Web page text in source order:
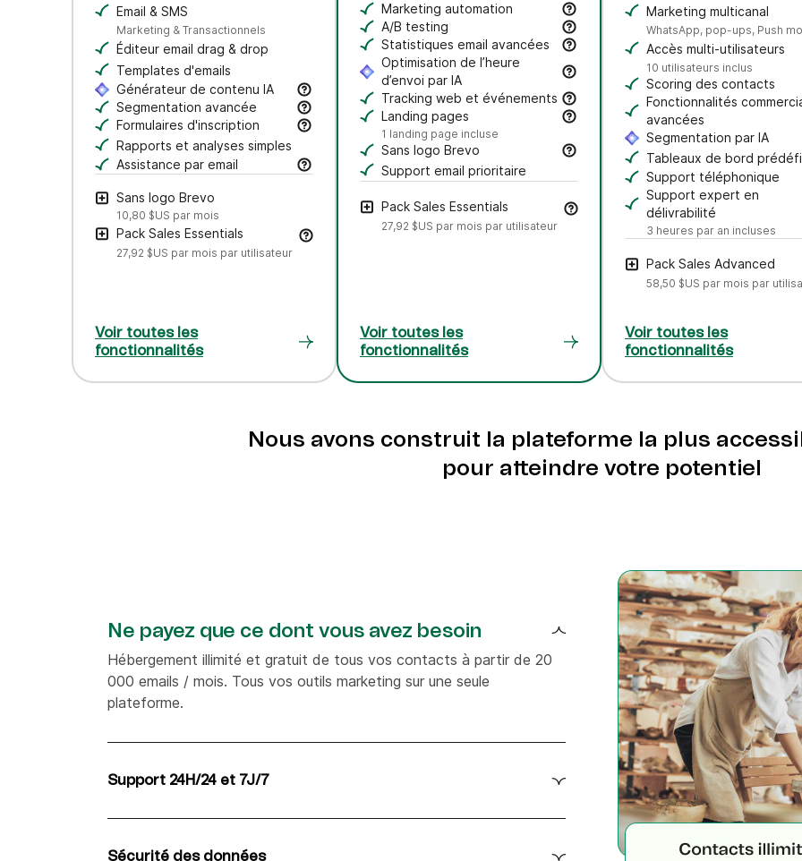
Email & SMS
Marketing & Transactionnels
Éditeur email drag & drop
Templates d'emails
Générateur de contenu IA
Rédigez vos objets et contenus d’email, ajustez le ton et bien plus encore
Segmentation avancée
Recherchez, sauvegardez et gérez vos contacts grâce à des filtres comme les données
Formulaires d'inscription
Créez des formulaires à votre image pour générer des leads et enrichir votre liste. Déclenchez
Rapports et analyses simples
Assistance par email
Obtenez de l’aide par email auprès de notre équipe service client. Assistance disponible en 6 langues.
Sans logo Brevo
10,80 $US par mois
Pack Sales Essentials
27,92 $US par mois par utilisateur
Voir toutes les
fonctionnalités
Marketing automation
Créez des workflows automatisés et multi-étapes pour
A/B testing
Testez les lignes d'objet ou des variantes de contenu afin
Statistiques email avancées
Heatmaps de clics, données géographiques & analyses par
Optimisation de l’heure
d’envoi par IA
Envoyez automatiquement des email au moment où chaque
Tracking web et événements
Suivez les comportements sur votre site et personnalisez
Landing pages
Créez des pages de campagne autonomes sans développeur.
1 landing page incluse
Sans logo Brevo
Retirez le logo "Envoyé par Brevo" du bas de vos emails.
Support email prioritaire
Pack Sales Essentials
27,92 $US par mois par utilisateur
Voir toutes les
fonctionnalités
Marketing multicanal
WhatsApp, pop-ups, Push
Accès multi-utilisateurs
10 utilisateurs inclus
Scoring des contacts
Attribuez
Fonctionnalités
avancées
Boostez vos ventes
Segmentation par IA
Laissez Aura AI vous
Tableaux de bord
Support téléphonique
Parlez directement à
Support expert en
délivrabilité
Collaborez avec un
3 heures par an incluses
Pack Sales Advanced
58,50 $US par mois par
Voir toutes les
fonctionnalités
Nous avons construit la plateforme la plus
pour atteindre votre potentiel
Ne payez que ce dont vous avez besoin
Hébergement illimité et gratuit de tous vos contacts à partir de 20
000 emails / mois. Tous vos outils marketing sur une seule
plateforme.
Support 24H/24 et 7J/7
l'offre gratuite. Chargé de compte dédiés pour les utilisateurs
Sécurité des données